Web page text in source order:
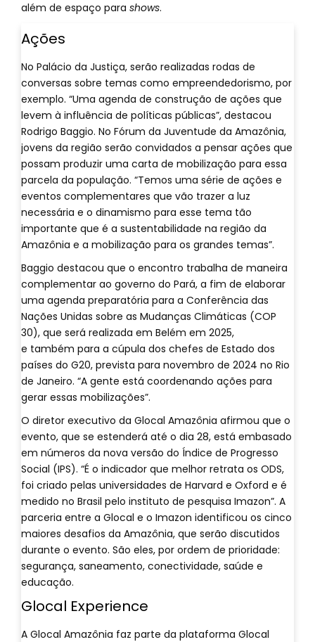
além de espaço para shows.
Ações
No Palácio da Justiça, serão realizadas rodas de
conversas sobre temas como empreendedorismo, por
exemplo. “Uma agenda de construção de ações que
levem à influência de políticas públicas”, destacou
Rodrigo Baggio. No Fórum da Juventude da Amazônia,
jovens da região serão convidados a pensar ações que
possam produzir uma carta de mobilização para essa
parcela da população. “Temos uma série de ações e
eventos complementares que vão trazer a luz
necessária e o dinamismo para esse tema tão
importante que é a sustentabilidade na região da
Amazônia e a mobilização para os grandes temas”.
Baggio destacou que o encontro trabalha de maneira
complementar ao governo do Pará, a fim de elaborar
uma agenda preparatória para a Conferência das
Nações Unidas sobre as Mudanças Climáticas (COP
30), que será realizada em Belém em 2025,
e também para a cúpula dos chefes de Estado dos
países do G20, prevista para novembro de 2024 no Rio
de Janeiro. “A gente está coordenando ações para
gerar essas mobilizações”.
O diretor executivo da Glocal Amazônia afirmou que o
evento, que se estenderá até o dia 28, está embasado
em números da nova versão do Índice de Progresso
Social (IPS). “É o indicador que melhor retrata os ODS,
foi criado pelas universidades de Harvard e Oxford e é
medido no Brasil pelo instituto de pesquisa Imazon”. A
parceria entre a Glocal e o Imazon identificou os cinco
maiores desafios da Amazônia, que serão discutidos
durante o evento. São eles, por ordem de prioridade:
segurança, saneamento, conectividade, saúde e
educação.
Glocal Experience
A Glocal Amazônia faz parte da plataforma Glocal